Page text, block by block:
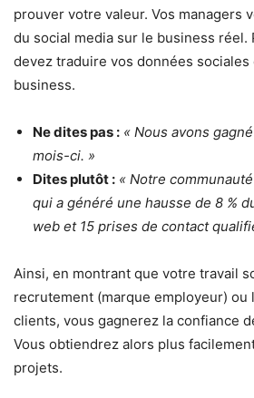
prouver votre valeur. Vos managers
du social media sur le business réel.
devez traduire vos données
business.
Ne dites pas : « Nous avons
mois-ci. »
Dites plutôt : « Notre
qui a généré une hausse de 8 %
web et 15 prises de contact
Ainsi, en montrant que votre travail
recrutement (marque employeur) ou
clients, vous gagnerez la confiance
Vous obtiendrez alors plus
projets.